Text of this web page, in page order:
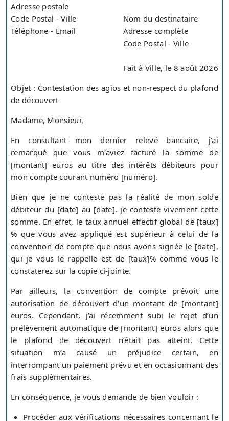
Adresse postale
Code Postal - Ville
Téléphone - Email
Nom du destinataire
Adresse complète
Code Postal - Ville
Fait à Ville, le 8 août 2026
Objet : Contestation des agios et non-respect du plafond
de découvert
Madame, Monsieur,
En consultant mon dernier relevé bancaire, j'ai
remarqué que vous m'aviez facturé la somme de
[montant] euros au titre des intérêts débiteurs pour
mon compte courant numéro [numéro].
Bien que je ne conteste pas la réalité de mon solde
débiteur du [date] au [date], je conteste vivement cette
somme. En effet, le taux annuel effectif global de [taux]
% que vous avez appliqué est supérieur à celui de la
convention de compte que nous avons signée le [date],
qui je vous le rappelle est de [taux]% comme vous le
constaterez sur la copie ci-jointe.
Par ailleurs, la convention de compte prévoit une
autorisation de découvert d’un montant de [montant]
euros. Cependant, j’ai récemment subi le rejet d’un
prélèvement automatique de [montant] euros alors que
le plafond de découvert n’était pas atteint. Cette
situation m’a causé un préjudice certain, en
interrompant un paiement prévu et en occasionnant des
frais supplémentaires.
En conséquence, je vous demande de bien vouloir :
Procéder aux vérifications nécessaires concernant le